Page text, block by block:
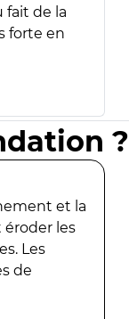
fait de la
forte en
?
et la
les
Les
de